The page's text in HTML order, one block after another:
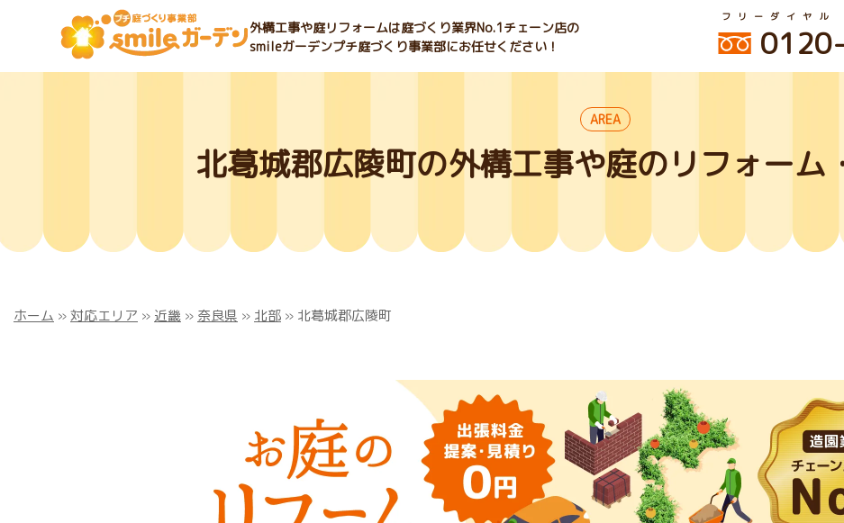
外構工事や庭リフォームは庭づくり業界No.1チェーン店の
smileガーデンプチ庭づくり事業部にお任せください！
0120
フリーダイヤル
AREA
北葛城郡広陵町の外構工事や庭のリフォーム
ホーム »対応エリア » 近畿 » 奈良県 » 北部 » 北葛城郡広陵町